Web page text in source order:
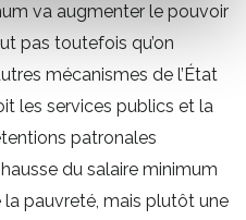
va augmenter le pouvoir
pas toutefois qu’on
mécanismes de l’État
les services publics et la
patronales
du salaire minimum
pauvreté, mais plutôt une